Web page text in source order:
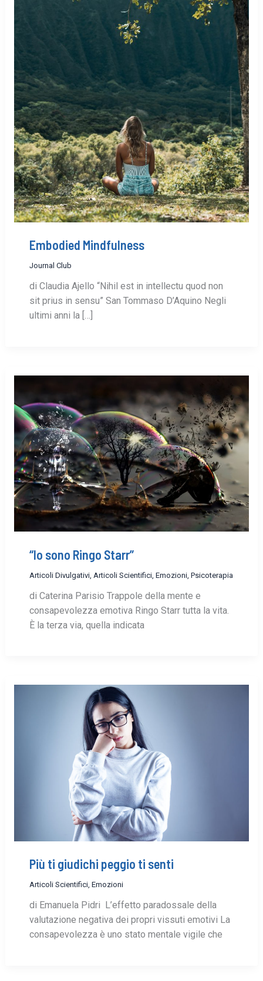
Embodied Mindfulness
Journal Club
di Claudia Ajello “Nihil est in intellectu quod non
sit prius in sensu” San Tommaso D’Aquino Negli
ultimi anni la […]
“Io sono Ringo Starr”
Articoli Divulgativi, Articoli Scientifici, Emozioni, Psicoterapia
di Caterina Parisio Trappole della mente e
consapevolezza emotiva Ringo Starr tutta la vita.
È la terza via, quella indicata
Più ti giudichi peggio ti senti
Articoli Scientifici, Emozioni
di Emanuela Pidri L’effetto paradossale della
valutazione negativa dei propri vissuti emotivi La
consapevolezza è uno stato mentale vigile che